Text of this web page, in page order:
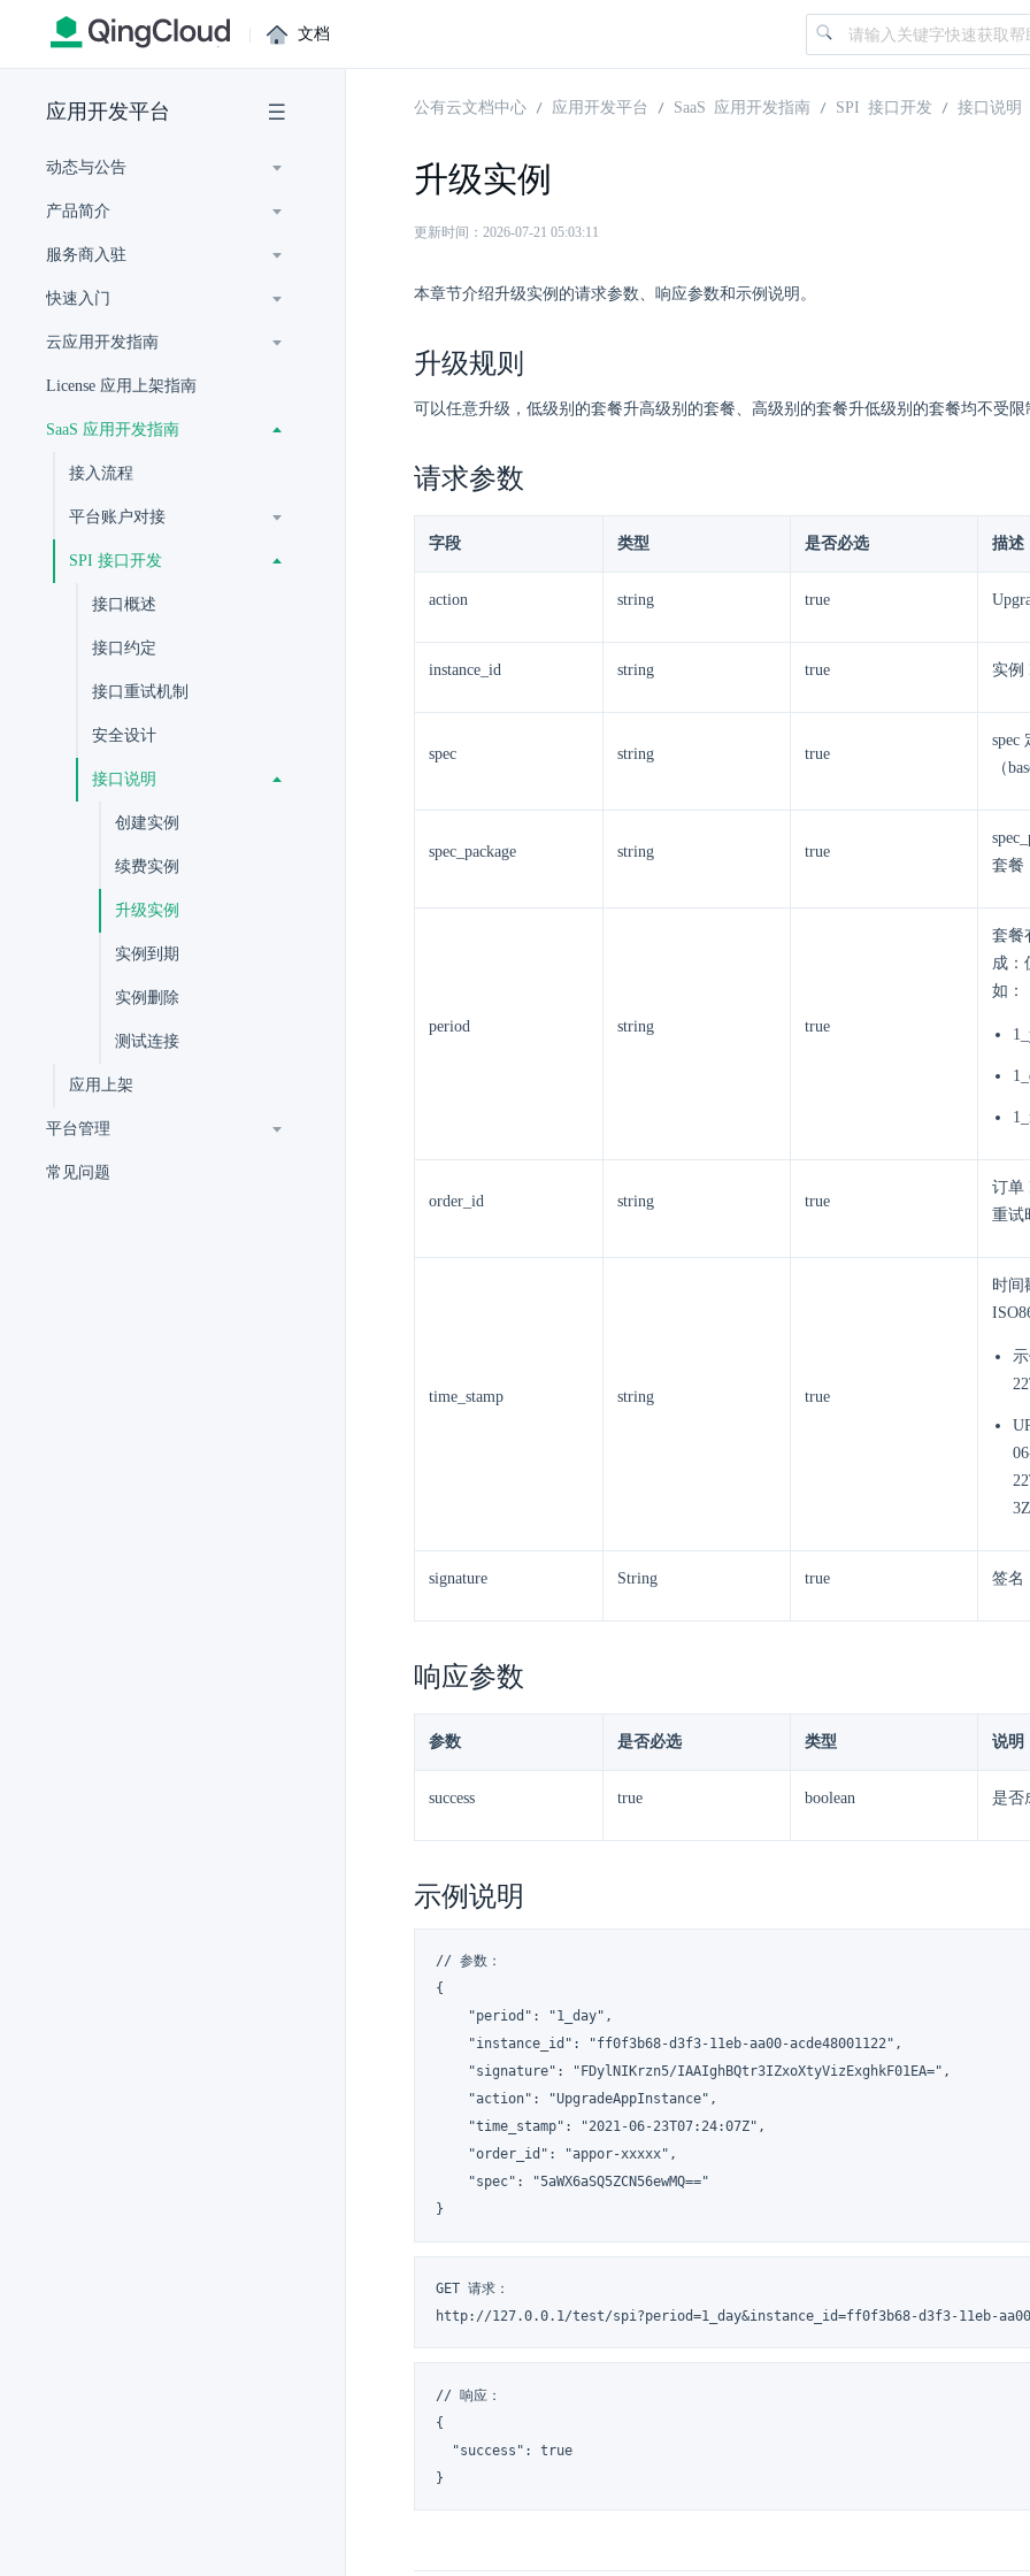
| 文档
应用开发平台
动态与公告
产品简介
服务商入驻
快速入门
云应用开发指南
License 应用上架指南
SaaS 应用开发指南
接入流程
平台账户对接
SPI 接口开发
接口概述
接口约定
接口重试机制
安全设计
接口说明
创建实例
续费实例
升级实例
实例到期
实例删除
测试连接
应用上架
平台管理
常见问题
公有云文档中心 应用开发平台 SaaS 应用开发指南 SPI 接口开发 接口说明
升级实例
更新时间：2026-07-21 05:03:11
本章节介绍升级实例的请求参数、响应参数和示例说明。
升级规则
可以任意升级，低级别的套餐升高级别的套餐、高级别的套餐升低级别的套餐均不受限
请求参数
字段 类型 是否必选 描述
action string true
instance_id string true 实例
spec string true
spec
（
spec_package string true
套餐
period string true
套餐
成：
如：
order_id string true
订单
重试
time_stamp string true
时间
3Z
signature String true 签名
响应参数
参数 是否必选 类型 说明
success true boolean 是否
示例说明
// 参数：
{
    "period": "1_day",
    "instance_id": "ff0f3b68-d3f3-11eb-aa00-acde48001122",
    "signature": "FDylNIKrzn5/IAAIghBQtr3IZxoXtyVizExghkF01EA=",
    "action": "UpgradeAppInstance",
    "time_stamp": "2021-06-23T07:24:07Z",
    "order_id": "appor-xxxxx",
    "spec": "5aWX6aSQ5ZCN56ewMQ=="
}
GET 请求：
http://127.0.0.1/test/spi?period=1_day&instance_id=ff0f3b68-d3f3-11eb-aa00-
// 响应：
{
  "success": true
}